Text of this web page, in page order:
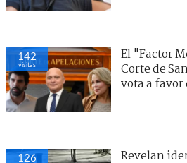
142
visitas
El "Factor
Corte de
vota a
126
Revelan